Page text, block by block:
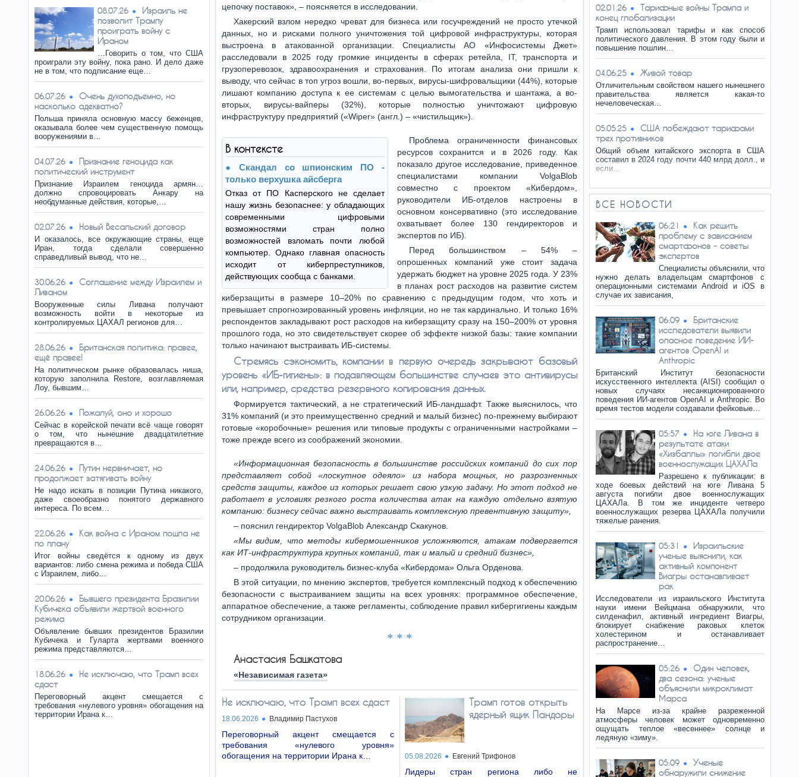
08.07.26
Израиль не
позволит Трампу
проиграть войну с
Ираном
…Говорить о том, что США
проиграли эту войну, пока рано. И дело даже
не в том, что подписание еще…
06.07.26
Очень духоподъемно, но
насколько адекватно?
Польша приняла основную массу беженцев,
оказывала более чем существенную помощь
вооружениями в…
04.07.26
Признание геноцида как
политический инструмент
Признание Израилем геноцида армян…
должно спровоцировать Анкару на
необдуманные действия, которые,…
02.07.26 Новый Весальский договор
И оказалось, все окружающие страны, еще
Иран, тогда сделали совершенно
справедливый вывод, что не…
30.06.26
Соглашение между Израилем и
Ливаном
Вооруженные силы Ливана получают
возможность войти в некоторые из
контролируемых ЦАХАЛ регионов для…
28.06.26
Британская политика: правее,
ещё правее!
На политическом рынке образовалась ниша,
которую заполнила Restore, возглавляемая
Лоу, бывшим…
26.06.26 Пожалуй, оно и хорошо
Сейчас в корейской печати всё чаще говорят
о том, что нынешние двадцатилетние
превращаются в…
24.06.26
Путин нервничает, но
продолжает затягивать войну
Не надо искать в позиции Путина никакого,
даже своеобразно понятого державного
интереса. По всем…
22.06.26
Как война с Ираном пошла не
по плану
Итог войны сведётся к одному из двух
вариантов: либо смена режима и победа США
с Израилем, либо…
20.06.26
Бывшего президента Бразилии
Кубичека объявили жертвой военного
режима
Объявление бывших президентов Бразилии
Кубичека и Гуларта жертвами военного
режима представляются…
18.06.26
Не исключаю, что Трамп всех
сдаст
Переговорный акцент смещается с
требования «нулевого уровня» обогащения на
территории Ирана к…
цепочку поставок», – поясняется в исследовании.
Хакерский взлом нередко чреват для бизнеса или госучреждений не просто утечкой
данных, но и рисками полного уничтожения той цифровой инфраструктуры, которая
выстроена в атакованной организации. Специалисты АО «Инфосистемы Джет»
расследовали в 2025 году громкие инциденты в сферах ретейла, IT, транспорта и
грузоперевозок, здравоохранения и страхования. По итогам анализа они пришли к
выводу, что сейчас в топ угроз вошли, во-первых, вирусы-шифровальщики (44%), которые
лишают компанию доступа к ее системам с целью вымогательства и шантажа, а во-
вторых, вирусы-вайперы (32%), которые полностью уничтожают цифровую
инфраструктуру предприятий («Wiper» (англ.) – «чистильщик»).
В контексте
Скандал со шпионским ПО -
только верхушка айсберга
Отказ от ПО Касперского не сделает
нашу жизнь безопаснее: у обладающих
современными цифровыми
возможностями стран полно
возможностей взломать почти любой
компьютер. Однако главная опасность
исходит от киберпреступников,
действующих сообща с банками.
Проблема ограниченности финансовых
ресурсов сохранится и в 2026 году. Как
показало другое исследование, приведенное
специалистами компании VolgaBlob
совместно с проектом «Кибердом»,
руководители ИБ-отделов настроены в
основном консервативно (это исследование
охватывает более 130 гендиректоров и
экспертов по ИБ).
Перед большинством – 54% –
опрошенных компаний уже стоит задача
удержать бюджет на уровне 2025 года. У 23%
в планах рост расходов на развитие систем
киберзащиты в размере 10–20% по сравнению с предыдущим годом, что хоть и
превышает спрогнозированный уровень инфляции, но не так кардинально. И только 16%
респондентов закладывают рост расходов на киберзащиту сразу на 150–200% от уровня
прошлого года, но это свидетельствует скорее об эффекте низкой базы: такие компании
только начинают выстраивать ИБ-системы.
Стремясь сэкономить, компании в первую очередь закрывают базовый
уровень «ИБ-гигиены»: в подавляющем большинстве случаев это антивирусы
или, например, средства резервного копирования данных.
Формируется тактический, а не стратегический ИБ-ландшафт. Также выяснилось, что
31% компаний (и это преимущественно средний и малый бизнес) по-прежнему выбирают
готовые «коробочные» решения или типовые продукты с ограниченными настройками –
тоже прежде всего из соображений экономии.
«Информационная безопасность в большинстве российских компаний до сих пор
представляет собой «лоскутное одеяло» из набора мощных, но разрозненных
средств защиты, каждое из которых решает свою узкую задачу. Но этот подход не
работает в условиях резкого роста количества атак на каждую отдельно взятую
компанию: бизнесу сейчас важно выстраивать комплексную превентивную защиту»,
– пояснил гендиректор VolgaBlob Александр Скакунов.
«Мы видим, что методы кибермошенников усложняются, атакам подвергается
как ИТ-инфраструктура крупных компаний, так и малый и средний бизнес»,
– продолжила руководитель бизнес-клуба «Кибердома» Ольга Орденова.
В этой ситуации, по мнению экспертов, требуется комплексный подход к обеспечению
безопасности с выстраиванием защиты на всех уровнях: программное обеспечение,
аппаратное обеспечение, а также регламенты, соблюдение правил кибергигиены каждым
сотрудником организации.
* * *
Анастасия Башкатова
«Независимая газета»
Не исключаю, что Трамп всех сдаст
18.06.2026 Владимир Пастухов
Переговорный акцент смещается с
требования «нулевого уровня»
обогащения на территории Ирана к…
Трамп готов открыть
ядерный ящик Пандоры
05.08.2026 Евгений Трифонов
Лидеры стран региона либо не
02.01.26
Тарифные войны Трампа и
конец глобализации
Трамп использовал тарифы и как способ
политического давления. В этом году были и
повышение пошлин…
04.06.25 Живой товар
Отличительным свойством нашего нынешнего
правительства является какая-то
нечеловеческая…
05.05.25
США побеждают тарифами
трех противников
Общий объем китайского экспорта в США
составил в 2024 году почти 440 млрд долл., и
если…
ВСЕ НОВОСТИ
06:21
Как решить
проблему с зависанием
смартфонов - советы
экспертов
Специалисты объяснили, что
нужно делать владельцам смартфонов с
операционными системами Android и iOS в
случае их зависания,
06:09
Британские
исследователи выявили
опасное поведение ИИ-
агентов OpenAI и
Anthropic
Британский Институт безопасности
искусственного интеллекта (AISI) сообщил о
новых случаях несанкционированного
поведения ИИ-агентов OpenAI и Anthropic. Во
время тестов модели создавали фейковые…
05:57
На юге Ливана в
результате атаки
«Хизбаллы» погибли двое
военнослужащих ЦАХАЛа
Разрешено к публикации: в
ходе боевых действий на юге Ливана 5
августа погибли двое военнослужащих
ЦАХАЛа. В том же инциденте четверо
военнослужащих резерва ЦАХАЛа получили
тяжелые ранения.
05:31
Израильские
ученые выяснили, как
активный компонент
Виагры останавливает
рак
Исследователи из израильского Института
науки имени Вейцмана обнаружили, что
силденафил, активный ингредиент Виагры,
блокирует снабжение раковых клеток
холестерином и останавливает
распространение…
05:26
Один человек,
два сезона: ученые
объяснили микроклимат
Марса
На Марсе из-за крайне разреженной
атмосферы человек может одновременно
ощущать теплое «весеннее» солнце и
ледяную «зиму».
05:09
Ученые
обнаружили снижение